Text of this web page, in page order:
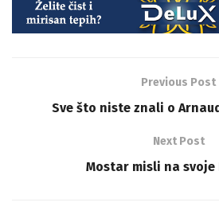
Previous Post
Sve što niste znali o
Next Post
Mostar misli na